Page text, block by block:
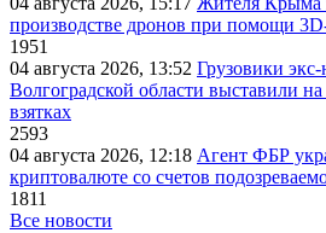
производстве дронов при помощи
1951
04 августа 2026, 13:52 Грузовики
Волгоградской области выставили
взятках
2593
04 августа 2026, 12:18 Агент ФБР
криптовалюте со счетов
1811
Все новости